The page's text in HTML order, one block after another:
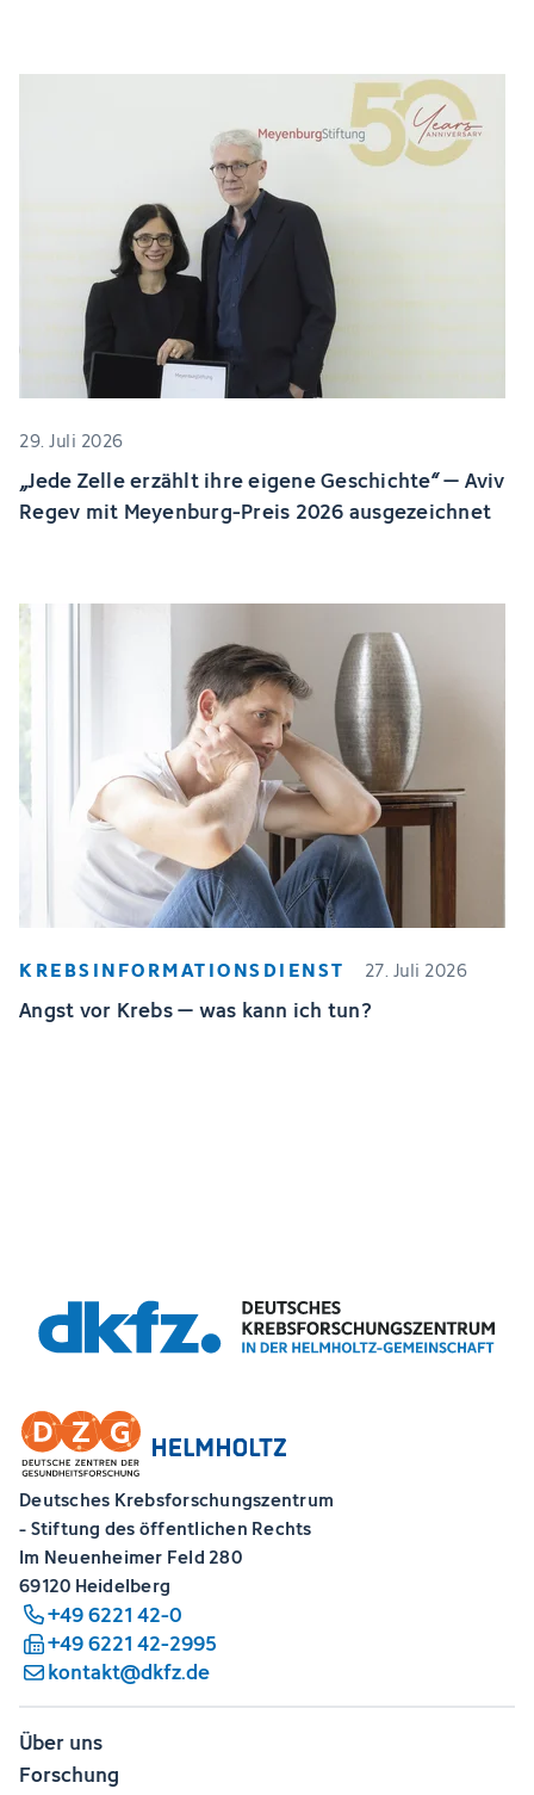
29. Juli 2026
„Jede Zelle erzählt ihre eigene Geschichte“ – Aviv
Regev mit Meyenburg-Preis 2026 ausgezeichnet
KREBSINFORMATIONSDIENST 27. Juli 2026
Angst vor Krebs – was kann ich tun?
Deutsches Krebsforschungszentrum
- Stiftung des öffentlichen Rechts
Im Neuenheimer Feld 280
69120 Heidelberg
+49 6221 42-0
+49 6221 42-2995
kontakt@dkfz.de
Über uns
Forschung